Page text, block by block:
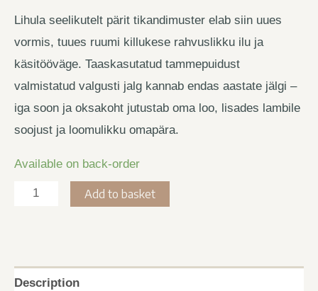
Lihula seelikutelt pärit tikandimuster elab siin uues
vormis, tuues ruumi killukese rahvuslikku ilu ja
käsitööväge. Taaskasutatud tammepuidust
valmistatud valgusti jalg kannab endas aastate jälgi –
iga soon ja oksakoht jutustab oma loo, lisades lambile
soojust ja loomulikku omapära.
Available on back-order
Lihula
Add to basket
Description